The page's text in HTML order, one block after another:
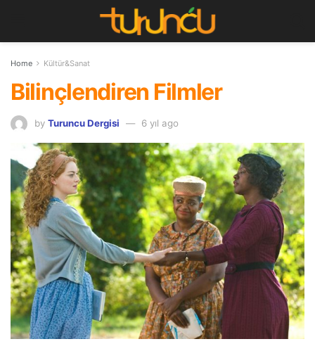
Home Kültür&Sanat
Bilinçlendiren Filmler
by Turuncu Dergisi 6 yıl ago